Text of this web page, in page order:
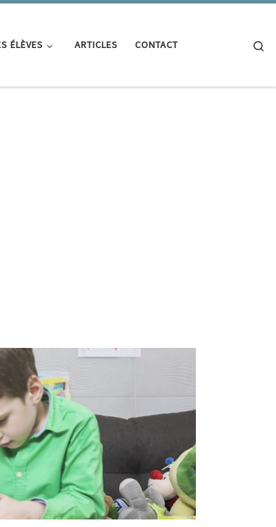
ÉLÈVES ARTICLES CONTACT